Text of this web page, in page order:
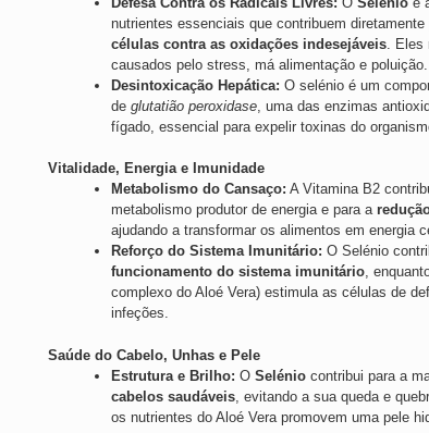
nutrientes essenciais que contribuem
células contra as oxidações indesejáveis .
causados pelo stress, má alimentação e poluição.
Desintoxicação Hepática: O selénio é um
deglutatião peroxidase , uma das enzimas
fígado, essencial para expelir toxinas do
Vitalidade, Energia e Imunidade
Metabolismo do Cansaço: A Vitamina B2
metabolismo produtor de energia e para a
ajudando a transformar os alimentos em energia
Reforço do Sistema Imunitário: O Selénio
funcionamento do sistema imunitário,
complexo do Aloé Vera) estimula as células de
infeções.
Saúde do Cabelo, Unhas e Pele
Estrutura e Brilho: OSelénio contribui para a
cabelos saudáveis , evitando a sua queda e
os nutrientes do Aloé Vera promovem uma pele